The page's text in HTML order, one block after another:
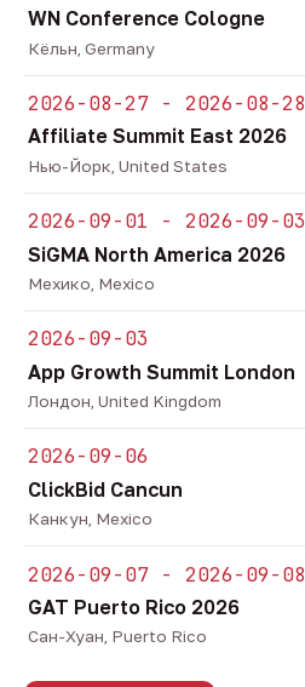
WN Conference Cologne
Кёльн, Germany
2026-08-27 - 2026-08-28
Affiliate Summit East 2026
Нью-Йорк, United States
2026-09-01 - 2026-09-03
SiGMA North America 2026
Мехико, Mexico
2026-09-03
App Growth Summit London
Лондон, United Kingdom
2026-09-06
ClickBid Cancun
Канкун, Mexico
2026-09-07 - 2026-09-08
GAT Puerto Rico 2026
Сан-Хуан, Puerto Rico